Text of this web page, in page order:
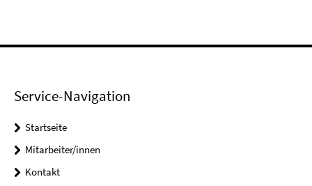
Service-Navigation
Startseite
Mitarbeiter/innen
Kontakt